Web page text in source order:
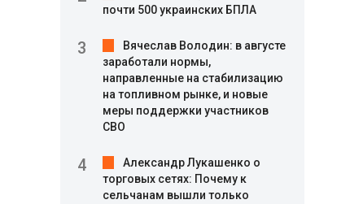
почти 500 украинских БПЛА
Вячеслав Володин: в августе
заработали нормы,
направленные на стабилизацию
на топливном рынке, и новые
меры поддержки участников
СВО
Александр Лукашенко о
торговых сетях: Почему к
сельчанам вышли только